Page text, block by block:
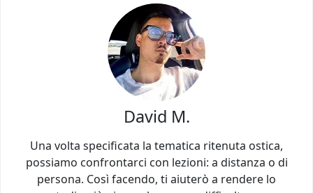
David M.
Una volta specificata la tematica ritenuta ostica,
possiamo confrontarci con lezioni: a distanza o di
persona. Così facendo, ti aiuterò a rendere lo